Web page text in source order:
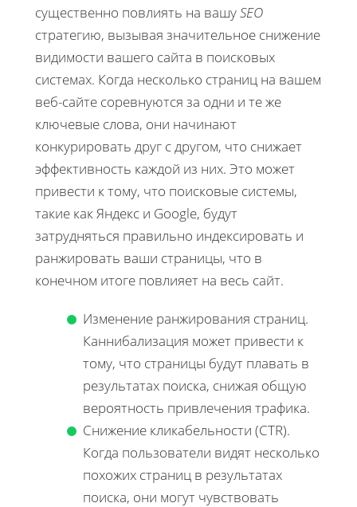
существенно повлиять на вашуSEO
стратегию, вызывая значительное снижение
видимости вашего сайта в поисковых
системах. Когда несколько страниц на вашем
веб-сайте соревнуются за одни и те же
ключевые слова, они начинают
конкурировать друг с другом, что снижает
эффективность каждой из них. Это может
привести к тому, что поисковые системы,
такие как Яндекс и Google, будут
затрудняться правильно индексировать и
ранжировать ваши страницы, что в
конечном итоге повлияет на весь сайт.
Изменение ранжирования страниц.
Каннибализация может привести к
тому, что страницы будут плавать в
результатах поиска, снижая общую
вероятность привлечения трафика.
Снижение кликабельности (CTR).
Когда пользователи видят несколько
похожих страниц в результатах
поиска, они могут чувствовать